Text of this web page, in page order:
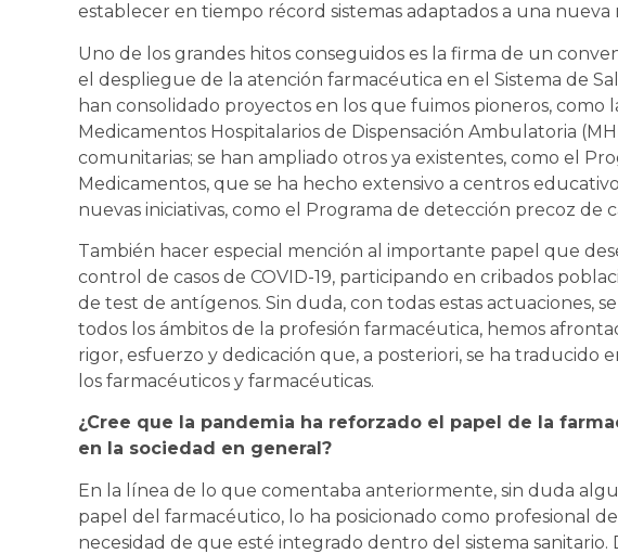
establecer en tiempo récord sistemas adaptados a una nueva
Uno de los grandes hitos conseguidos es la firma de un
el despliegue de la atención farmacéutica en el Sistema de
han consolidado proyectos en los que fuimos pioneros, como
Medicamentos Hospitalarios de Dispensación Ambulatoria
comunitarias; se han ampliado otros ya existentes, como el
Medicamentos, que se ha hecho extensivo a centros
nuevas iniciativas, como el Programa de detección precoz de
También hacer especial mención al importante papel que
control de casos de COVID-19, participando en cribados
de test de antígenos. Sin duda, con todas estas actuaciones,
todos los ámbitos de la profesión farmacéutica, hemos
rigor, esfuerzo y dedicación que, a posteriori, se ha traducido
los farmacéuticos y farmacéuticas.
¿Cree que la pandemia ha reforzado el papel de la
en la sociedad en general?
En la línea de lo que comentaba anteriormente, sin duda
papel del farmacéutico, lo ha posicionado como profesional
necesidad de que esté integrado dentro del sistema sanitario.